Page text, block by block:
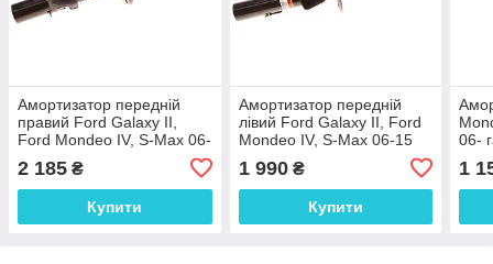
Амортизатор передній
правий Ford Galaxy II,
Ford Mondeo IV, S-Max 06-
6G9118045AAB
2 185 ₴
Купити
Амортизатор передній
лівий Ford Galaxy II, Ford
Mondeo IV, S-Max 06-15
6G9118045AAB
1 990₴
Купити
06-
1